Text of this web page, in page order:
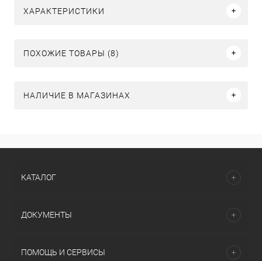
ХАРАКТЕРИСТИКИ
ПОХОЖИЕ ТОВАРЫ (8)
НАЛИЧИЕ В МАГАЗИНАХ
КАТАЛОГ
ДОКУМЕНТЫ
ПОМОЩЬ И СЕРВИСЫ